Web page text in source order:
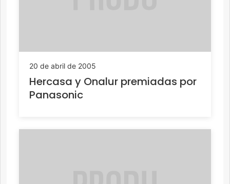
20 de abril de 2005
Hercasa y Onalur premiadas por
Panasonic